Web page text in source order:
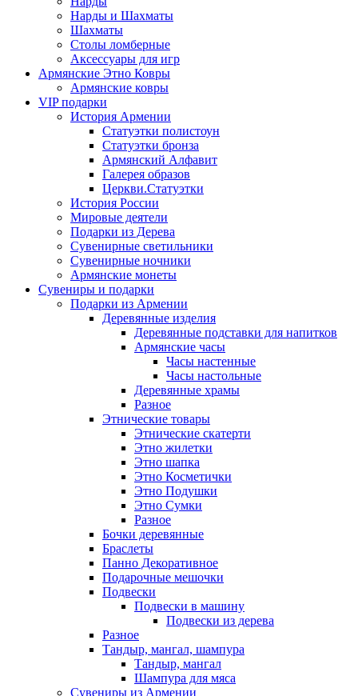
Нарды и Шахматы
Шахматы
Столы ломберные
Аксессуары для игр
Армянские Этно Ковры
Армянские ковры
VIP подарки
История Армении
Статуэтки полистоун
Статуэтки бронза
Армянский Алфавит
Галерея образов
Церкви.Статуэтки
История России
Мировые деятели
Подарки из Дерева
Сувенирные светильники
Сувенирные ночники
Армянские монеты
Сувениры и подарки
Подарки из Армении
Деревянные изделия
Деревянные подставки для напитков
Армянские часы
Часы настенные
Часы настольные
Деревянные храмы
Разное
Этнические товары
Этнические скатерти
Этно жилетки
Этно шапка
Этно Косметички
Этно Подушки
Этно Сумки
Разное
Бочки деревянные
Браслеты
Панно Декоративное
Подарочные мешочки
Подвески
Подвески в машину
Подвески из дерева
Разное
Тандыр, мангал, шампура
Тандыр, мангал
Шампура для мяса
Сувениры из Армении